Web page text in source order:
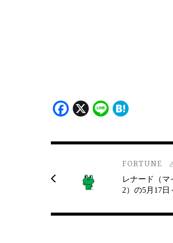
Facebook
X Line
FORTUNE
レナード（マ
2）の5月17